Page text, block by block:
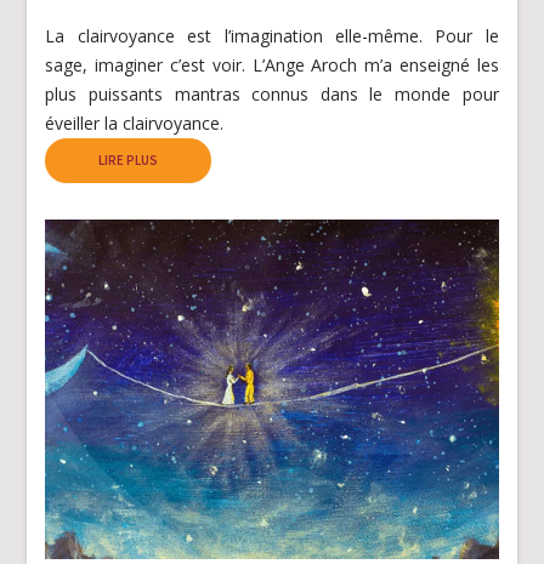
La clairvoyance est l’imagination elle-même. Pour le
sage, imaginer c’est voir. L’Ange Aroch m’a enseigné les
plus puissants mantras connus dans le monde pour
éveiller la clairvoyance.
LIRE PLUS